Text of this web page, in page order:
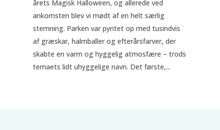
årets Magisk Halloween, og allerede ved
ankomsten blev vi mødt af en helt særlig
stemning. Parken var pyntet op med tusindvis
af græskar, halmballer og efterårsfarver, der
skabte en varm og hyggelig atmosfære – trods
temaets lidt uhyggelige navn. Det første,...